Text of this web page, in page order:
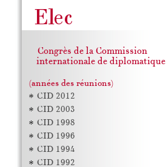
Congrès de la Commission
internationale de diplomatique
(années des réunions)
CID 2012
CID 2003
CID 1998
CID 1996
CID 1994
CID 1992